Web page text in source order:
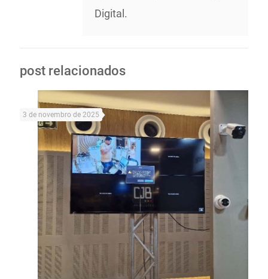
Digital.
post relacionados
3 de novembro de 2025